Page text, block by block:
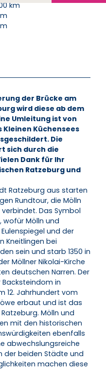
km
der Brücke am
wird diese ab dem
Umleitung ist von
Küchensees
Die
sich durch die
Dank für Ihr
Ratzeburg und
Ratzeburg aus starten
Rundtour, die Mölln
Das Symbol
wofür Mölln und
und der
Kneitlingen bei
sein und starb 1350 in
Möllner Nikolai-Kirche
deutschen Narren. Der
in
12. Jahrhundert vom
erbaut und ist das
Mölln und
mit den historischen
ebenfalls
abwechslungsreiche
der beiden Städte und
machen diese